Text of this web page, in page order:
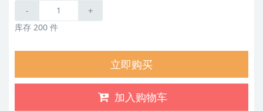
- +
库存 200 件
立即购买
加入购物车